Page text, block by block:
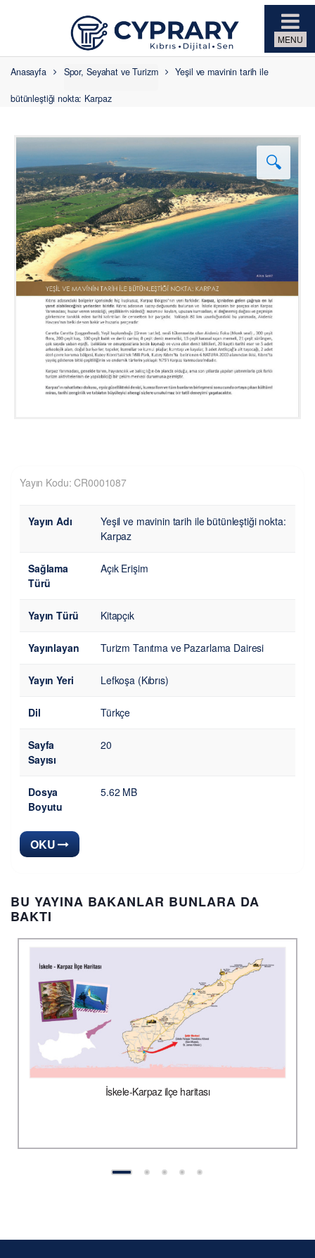
Anasayfa Spor, Seyahat ve Turizm Yeşil ve mavinin tarih ile
bütünleştiği nokta: Karpaz
🔍
Yayın Kodu: CR0001087
Yayın Adı
Yeşil ve mavinin tarih ile bütünleştiği nokta:
Karpaz
Sağlama
Türü
Açık Erişim
Yayın Türü Kitapçık
Yayınlayan Turizm Tanıtma ve Pazarlama Dairesi
Yayın Yeri Lefkoşa (Kıbrıs)
Dil Türkçe
Sayfa
Sayısı
20
Dosya
Boyutu
5.62 MB
OKU
BU YAYINA BAKANLAR BUNLARA DA
BAKTI
İskele-Karpaz ilçe haritası